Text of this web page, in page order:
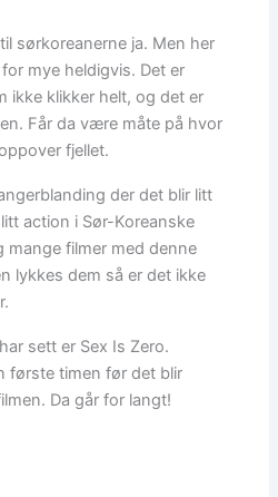
sørkoreanerne ja. Men her
mye heldigvis. Det er
ikke klikker helt, og det er
Får da være måte på hvor
fjellet.
der det blir litt
action i Sør-Koreanske
mange filmer med denne
lykkes dem så er det ikke
sett er Sex Is Zero.
første timen før det blir
Da går for langt!